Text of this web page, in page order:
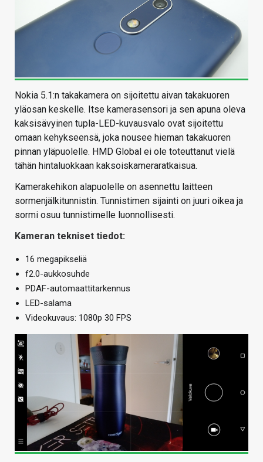
Nokia 5.1:n takakamera on sijoitettu aivan takakuoren
yläosan keskelle. Itse kamerasensori ja sen apuna oleva
kaksisävyinen tupla-LED-kuvausvalo ovat sijoitettu
omaan kehykseensä, joka nousee hieman takakuoren
pinnan yläpuolelle. HMD Global ei ole toteuttanut vielä
tähän hintaluokkaan kaksoiskameraratkaisua.
Kamerakehikon alapuolelle on asennettu laitteen
sormenjälkitunnistin. Tunnistimen sijainti on juuri oikea ja
sormi osuu tunnistimelle luonnollisesti.
Kameran tekniset tiedot:
16 megapikseliä
f2.0-aukkosuhde
PDAF-automaattitarkennus
LED-salama
Videokuvaus: 1080p 30 FPS